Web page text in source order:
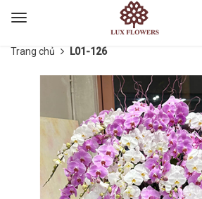
Toggle
Trang chủ L01-126